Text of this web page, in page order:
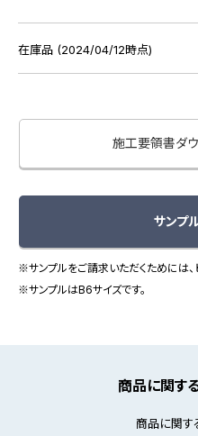
在庫品 (2024/04/12時点)
施工要領書ダ
サンプ
※サンプルをご請求いただくためには
※サンプルはB6サイズです。
商品に関す
商品に関す